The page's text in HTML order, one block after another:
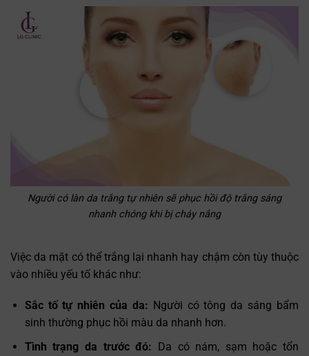
Người có làn da trắng tự nhiên sẽ phục hồi độ trắng sáng
nhanh chóng khi bị cháy nắng
Việc da mặt có thể trắng lại nhanh hay chậm còn tùy thuộc
vào nhiều yếu tố khác như:
Sắc tố tự nhiên của da: Người có tông da sáng bẩm
sinh thường phục hồi màu da nhanh hơn.
Tình trạng da trước đó: Da có nám, sạm hoặc tổn